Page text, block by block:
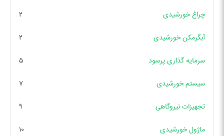
چراغ خورشیدی ۲
آبگرمکن خورشیدی ۲
سرمایه گذاری پرسود ۵
سیستم خورشیدی ۷
تجهیزات نیروگاهی ۹
ماژول خورشیدی ۱۰